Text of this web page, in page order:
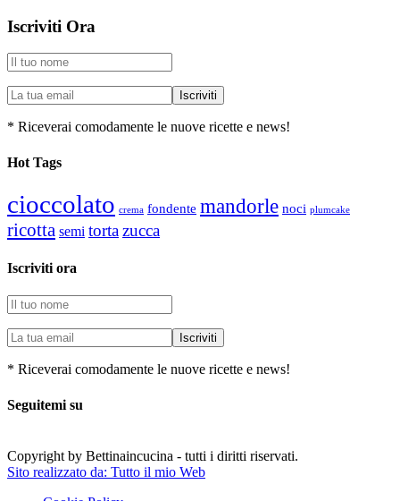
Iscriviti Ora
* Riceverai comodamente le nuove ricette e news!
Hot Tags
cioccolato crema fondente mandorle noci plumcake
ricotta semi tortazucca
Iscriviti ora
* Riceverai comodamente le nuove ricette e news!
Seguitemi su
Copyright by Bettinaincucina - tutti i diritti riservati.
Sito realizzato da: Tutto il mio Web